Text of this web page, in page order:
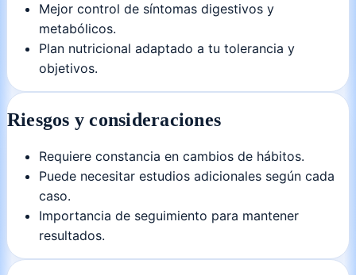
Mejor control de síntomas digestivos y
metabólicos.
Plan nutricional adaptado a tu tolerancia y
objetivos.
Riesgos y consideraciones
Requiere constancia en cambios de hábitos.
Puede necesitar estudios adicionales según cada
caso.
Importancia de seguimiento para mantener
resultados.